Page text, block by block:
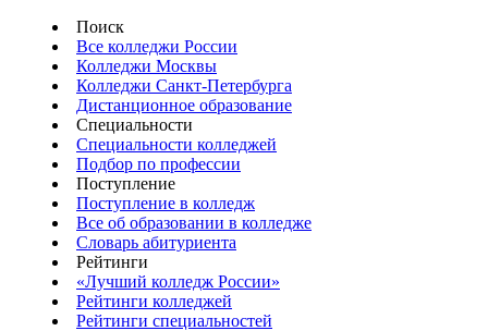
Поиск
Все колледжи России
Колледжи Москвы
Колледжи Санкт-Петербурга
Дистанционное образование
Специальности
Специальности колледжей
Подбор по профессии
Поступление
Поступление в колледж
Все об образовании в колледже
Словарь абитуриента
Рейтинги
«Лучший колледж России»
Рейтинги колледжей
Рейтинги специальностей